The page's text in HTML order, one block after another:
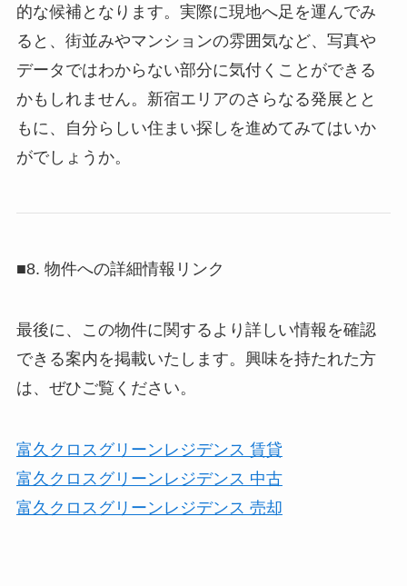
的な候補となります。実際に現地へ足を運んでみ
ると、街並みやマンションの雰囲気など、写真や
データではわからない部分に気付くことができる
かもしれません。新宿エリアのさらなる発展とと
もに、自分らしい住まい探しを進めてみてはいか
がでしょうか。
■8. 物件への詳細情報リンク
最後に、この物件に関するより詳しい情報を確認
できる案内を掲載いたします。興味を持たれた方
は、ぜひご覧ください。
富久クロスグリーンレジデンス 賃貸
富久クロスグリーンレジデンス 中古
富久クロスグリーンレジデンス 売却